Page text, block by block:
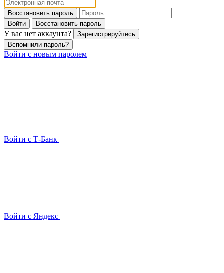
Восстановить пароль
Войти
Восстановить пароль
У вас нет аккаунта?
Зарегистрируйтесь
Вспомнили пароль?
Войти с новым паролем
Войти с Т-Банк
Войти с Яндекс